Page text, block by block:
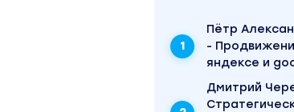
Пётр
-
яндексе и
Дмитрий